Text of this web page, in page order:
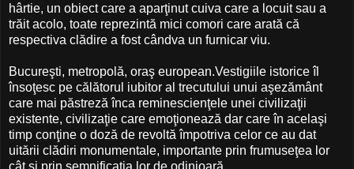
hârtie, un obiect care a aparţinut cuiva care a locuit sau a
trăit acolo, toate reprezintă mici comori care arată că
respectiva clădire a fost cândva un furnicar viu.
Bucureşti, metropolă, oraş european.Vestigiile istorice îl
însoţesc pe călătorul iubitor al trecutului unui aşezământ
care mai păstreză înca reminescienţele unei civilizaţii
existente, civilizaţie care emoţionează dar care în acelaşi
timp conţine o doză de revoltă împotriva celor ce au dat
uitării clădiri monumentale, importante prin frumuseţea lor
cât şi prin semnificaţia lor de odinioară.